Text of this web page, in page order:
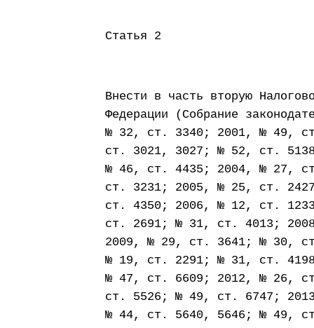
Статья 2
Внести в часть вторую
Федерации (Собрание
№ 32, ст. 3340; 2001, № 49,
ст. 3021, 3027; № 52, ст.
№ 46, ст. 4435; 2004, № 27,
ст. 3231; 2005, № 25, ст.
ст. 4350; 2006, № 12, ст.
ст. 2691; № 31, ст. 4013;
2009, № 29, ст. 3641; № 30,
№ 19, ст. 2291; № 31, ст.
№ 47, ст. 6609; 2012, № 26,
ст. 5526; № 49, ст. 6747;
№ 44, ст. 5640, 5646; № 49,